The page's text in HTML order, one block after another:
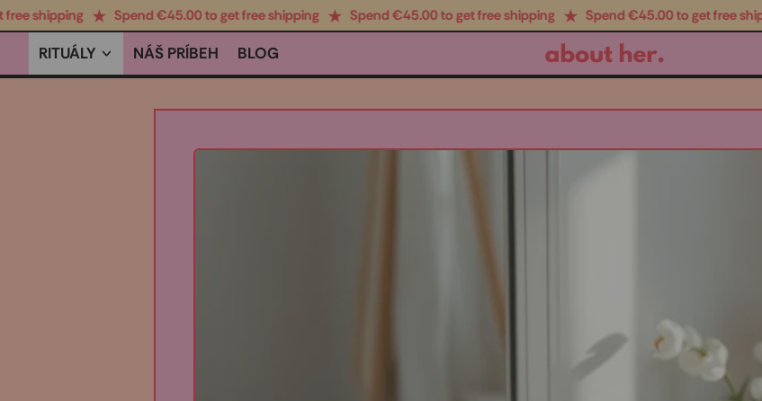
Spend €‎45.00 to get free shipping Spend €‎45.00 to get free shipping Spend €‎45.00 to get free shipping
RITUÁLY NÁŠ PRÍBEH BLOG